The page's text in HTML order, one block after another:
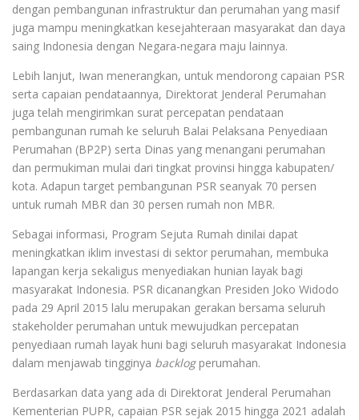
dengan pembangunan infrastruktur dan perumahan yang masif
juga mampu meningkatkan kesejahteraan masyarakat dan daya
saing Indonesia dengan Negara-negara maju lainnya.
Lebih lanjut, Iwan menerangkan, untuk mendorong capaian PSR
serta capaian pendataannya, Direktorat Jenderal Perumahan
juga telah mengirimkan surat percepatan pendataan
pembangunan rumah ke seluruh Balai Pelaksana Penyediaan
Perumahan (BP2P) serta Dinas yang menangani perumahan
dan permukiman mulai dari tingkat provinsi hingga kabupaten/
kota. Adapun target pembangunan PSR seanyak 70 persen
untuk rumah MBR dan 30 persen rumah non MBR.
Sebagai informasi, Program Sejuta Rumah dinilai dapat
meningkatkan iklim investasi di sektor perumahan, membuka
lapangan kerja sekaligus menyediakan hunian layak bagi
masyarakat Indonesia. PSR dicanangkan Presiden Joko Widodo
pada 29 April 2015 lalu merupakan gerakan bersama seluruh
stakeholder perumahan untuk mewujudkan percepatan
penyediaan rumah layak huni bagi seluruh masyarakat Indonesia
dalam menjawab tingginya backlogperumahan.
Berdasarkan data yang ada di Direktorat Jenderal Perumahan
Kementerian PUPR, capaian PSR sejak 2015 hingga 2021 adalah